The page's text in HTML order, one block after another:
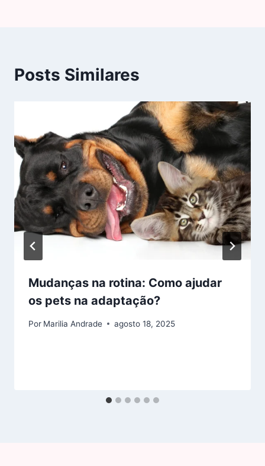
Posts Similares
Mudanças na rotina: Como ajudar
os pets na adaptação?
Por Marilia Andrade agosto 18, 2025